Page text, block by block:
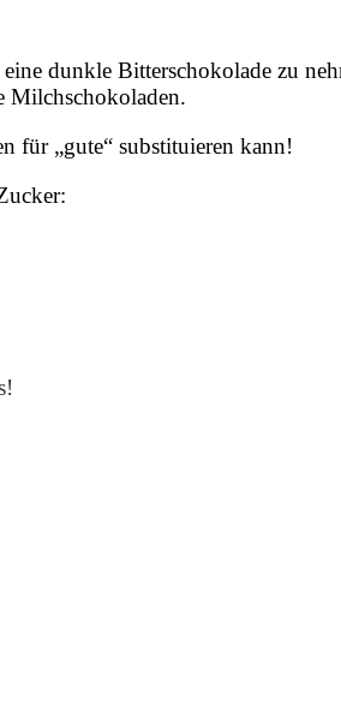
dunkle Bitterschokolade zu
Milchschokoladen.
für „gute“ substituieren kann!